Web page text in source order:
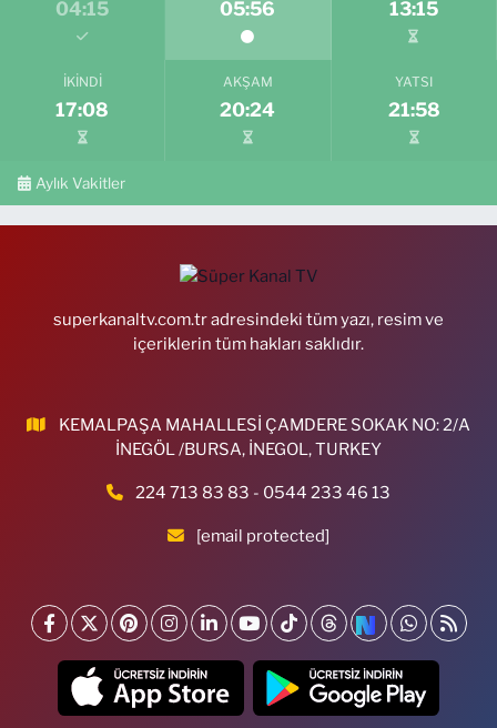
04:15 05:56 13:15
İKINDI
17:08
AKŞAM
20:24
YATSI
21:58
Aylık Vakitler
superkanaltv.com.tr adresindeki tüm yazı, resim ve
içeriklerin tüm hakları saklıdır.
KEMALPAŞA MAHALLESİ ÇAMDERE SOKAK NO: 2/A
İNEGÖL /BURSA, İNEGOL, TURKEY
224 713 83 83 - 0544 233 46 13
[email protected]